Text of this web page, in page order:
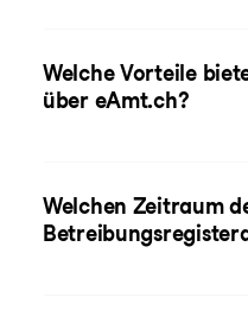
Welche Vorteile
über eAmt.ch?
Welchen Zeitraum